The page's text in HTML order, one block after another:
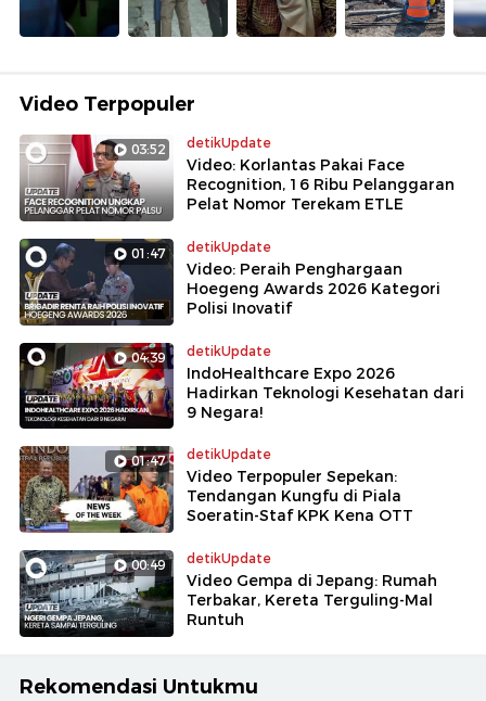
Video Terpopuler
03:52 detikUpdate
Video: Korlantas Pakai Face
Recognition, 16 Ribu Pelanggaran
Pelat Nomor Terekam ETLE
01:47 detikUpdate
Video: Peraih Penghargaan
Hoegeng Awards 2026 Kategori
Polisi Inovatif
04:39 detikUpdate
IndoHealthcare Expo 2026
Hadirkan Teknologi Kesehatan dari
9 Negara!
01:47 detikUpdate
Video Terpopuler Sepekan:
Tendangan Kungfu di Piala
Soeratin-Staf KPK Kena OTT
00:49 detikUpdate
Video Gempa di Jepang: Rumah
Terbakar, Kereta Terguling-Mal
Runtuh
Rekomendasi Untukmu